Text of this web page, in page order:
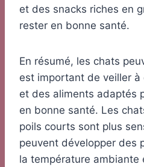
et des snacks riches en
rester en bonne santé.
En résumé, les chats
est important de veiller à
et des aliments adaptés
en bonne santé. Les
poils courts sont plus
peuvent développer des
la température ambiante